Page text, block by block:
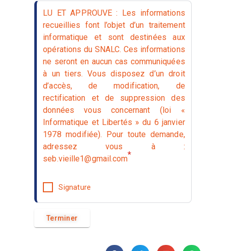
LU ET APPROUVE : Les informations
recueillies font l’objet d’un traitement
informatique et sont destinées aux
opérations du SNALC. Ces informations
ne seront en aucun cas communiquées
à un tiers. Vous disposez d’un droit
d’accès, de modification, de
rectification et de suppression des
données vous concernant (loi «
Informatique et Libertés » du 6 janvier
1978 modifiée). Pour toute demande,
adressez vous à :
seb.vieille1@gmail.com*
Signature